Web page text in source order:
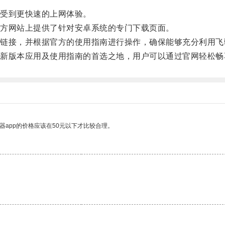
更快速的上网体验。
站上提供了针对安卓系统的专门下载页面。
，并根据官方的使用指南进行操作，确保能够充分利用飞
本应用及使用指南的首选之地，用户可以通过官网轻松畅
app的价格应该在50元以下才比较合理。